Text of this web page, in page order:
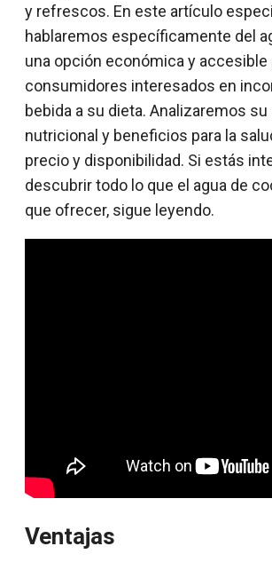
y refrescos. En este artículo
hablaremos específicamente del
una opción económica y accesible
consumidores interesados en
bebida a su dieta. Analizaremos su
nutricional y beneficios para la
precio y disponibilidad. Si estás
descubrir todo lo que el agua de
que ofrecer, sigue leyendo.
Ventajas